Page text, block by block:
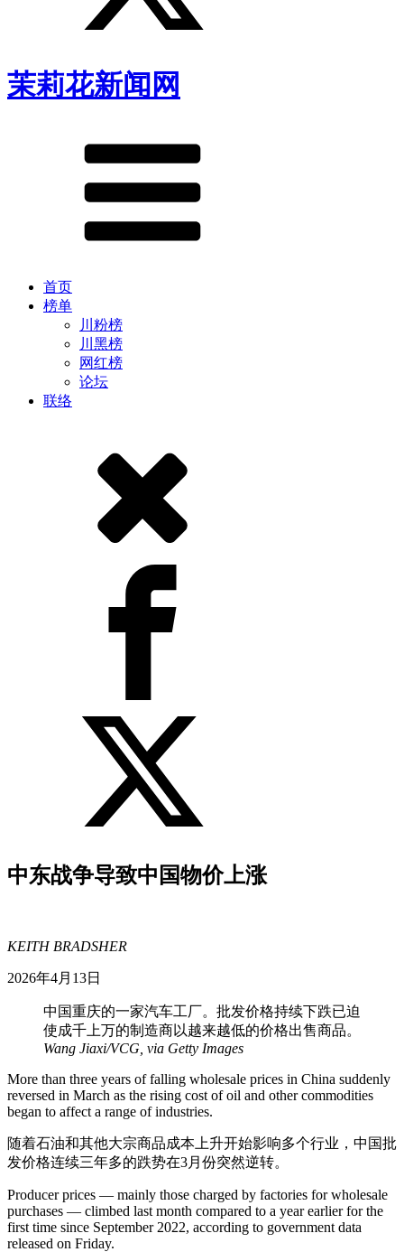
茉莉花新闻网
首页
榜单
川粉榜
川黑榜
网红榜
论坛
联络
中东战争导致中国物价上涨
KEITH BRADSHER
2026年4月13日
中国重庆的一家汽车工厂。批发价格持续下跌已迫
使成千上万的制造商以越来越低的价格出售商品。
Wang Jiaxi/VCG, via Getty Images
More than three years of falling wholesale prices in China suddenly
reversed in March as the rising cost of oil and other commodities
began to affect a range of industries.
随着石油和其他大宗商品成本上升开始影响多个行业，中国批
发价格连续三年多的跌势在3月份突然逆转。
Producer prices — mainly those charged by factories for wholesale
purchases — climbed last month compared to a year earlier for the
first time since September 2022, according to government data
released on Friday.